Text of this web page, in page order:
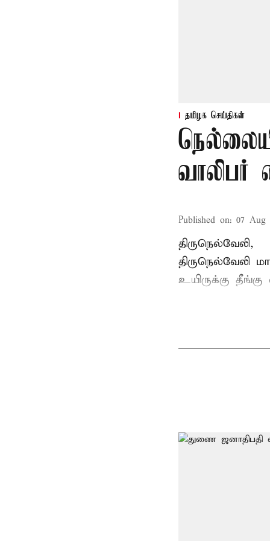
தமிழக செய்திகள்
வாலிபர்
Published on: 07 Aug
திருநெல்வேலி,
திருநெல்வேலி
உயிருக்கு தீங்கு